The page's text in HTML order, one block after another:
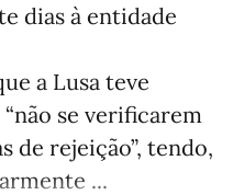
dias à entidade
a Lusa teve
se verificarem
de rejeição”, tendo,
...